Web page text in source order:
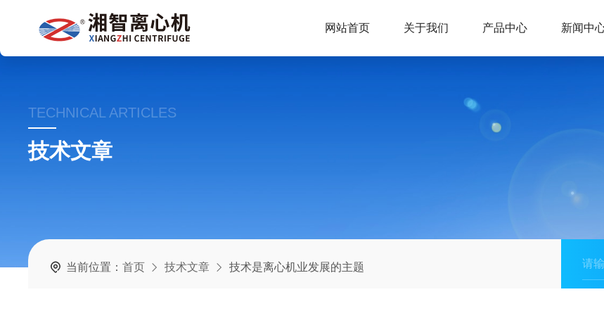
网站首页 关于我们 产品中心 新闻中
TECHNICAL ARTICLES
技术文章
当前位置：首页 技术文章 技术是离心机业发展的主题